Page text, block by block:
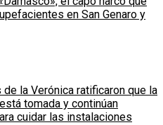
en San Genaro y
de la Verónica ratificaron que la
tomada y continúan
cuidar las instalaciones